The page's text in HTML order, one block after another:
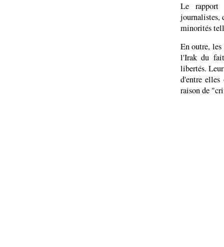
Le rapport
journalistes,
minorités
En outre,
l'Irak du fait
libertés.
d'entre elles
raison de